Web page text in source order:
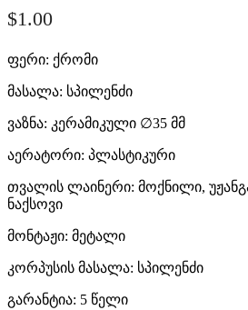
$1.00
ფერი: ქრომი
მასალა: სპილენძი
ვაზნა: კერამიკული ∅35 მმ
აერატორი: პლასტიკური
თვალის ლაინერი: მოქნილი,
ნაქსოვი
მონტაჟი: მეტალი
კორპუსის მასალა: სპილენძი
გარანტია: 5 წელი